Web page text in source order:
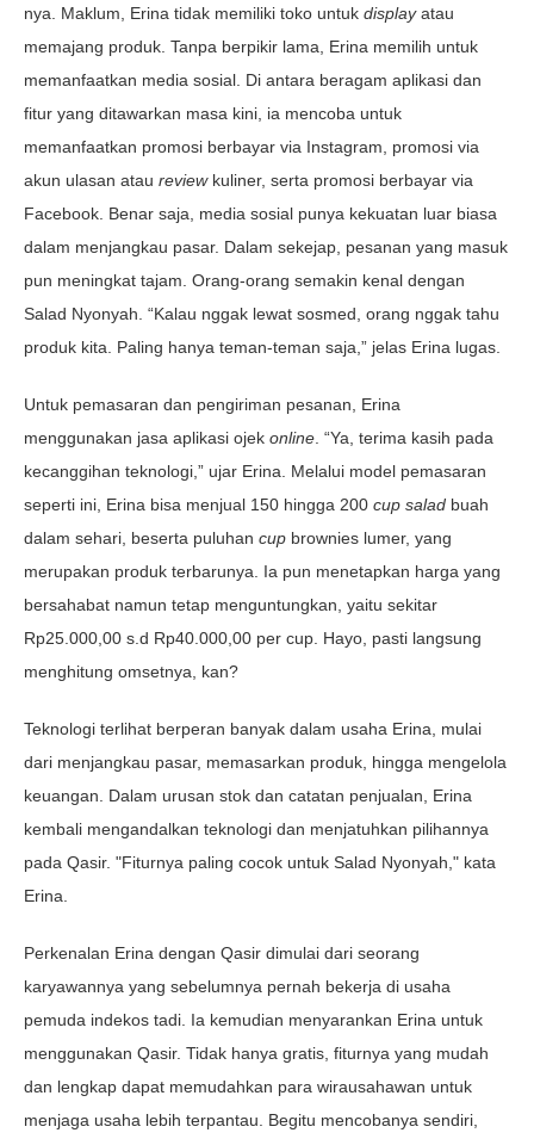
nya. Maklum, Erina tidak memiliki toko untuk displayatau
memajang produk. Tanpa berpikir lama, Erina memilih untuk
memanfaatkan media sosial. Di antara beragam aplikasi dan
fitur yang ditawarkan masa kini, ia mencoba untuk
memanfaatkan promosi berbayar via Instagram, promosi via
akun ulasan atau reviewkuliner, serta promosi berbayar via
Facebook. Benar saja, media sosial punya kekuatan luar biasa
dalam menjangkau pasar. Dalam sekejap, pesanan yang masuk
pun meningkat tajam. Orang-orang semakin kenal dengan
Salad Nyonyah. “Kalau nggak lewat sosmed, orang nggak tahu
produk kita. Paling hanya teman-teman saja,” jelas Erina lugas.
Untuk pemasaran dan pengiriman pesanan, Erina
menggunakan jasa aplikasi ojek online. “Ya, terima kasih pada
kecanggihan teknologi,” ujar Erina. Melalui model pemasaran
seperti ini, Erina bisa menjual 150 hingga 200 cup salad buah
dalam sehari, beserta puluhan cup brownies lumer, yang
merupakan produk terbarunya. Ia pun menetapkan harga yang
bersahabat namun tetap menguntungkan, yaitu sekitar
Rp25.000,00 s.d Rp40.000,00 per cup. Hayo, pasti langsung
menghitung omsetnya, kan?
Teknologi terlihat berperan banyak dalam usaha Erina, mulai
dari menjangkau pasar, memasarkan produk, hingga mengelola
keuangan. Dalam urusan stok dan catatan penjualan, Erina
kembali mengandalkan teknologi dan menjatuhkan pilihannya
pada Qasir. "Fiturnya paling cocok untuk Salad Nyonyah," kata
Erina.
Perkenalan Erina dengan Qasir dimulai dari seorang
karyawannya yang sebelumnya pernah bekerja di usaha
pemuda indekos tadi. Ia kemudian menyarankan Erina untuk
menggunakan Qasir. Tidak hanya gratis, fiturnya yang mudah
dan lengkap dapat memudahkan para wirausahawan untuk
menjaga usaha lebih terpantau. Begitu mencobanya sendiri,